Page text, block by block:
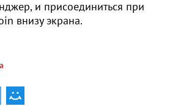
и присоединиться при
внизу экрана.